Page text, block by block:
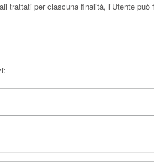
per ciascuna finalità, l’Utente